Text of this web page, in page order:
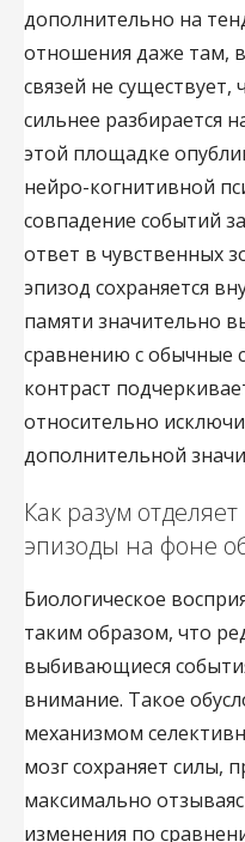
дополнительно на
отношения даже там, в
связей не
сильнее разбирается
этой площадке
нейро-когнитивной
совпадение событий
ответ в чувственных
эпизод сохраняется
памяти значительно
сравнению с обычные
контраст
относительно
дополнительной
Как разум
эпизоды на фоне
Биологическое
таким образом, что
выбивающиеся
внимание. Такое
механизмом
мозг сохраняет силы,
максимально
изменения по